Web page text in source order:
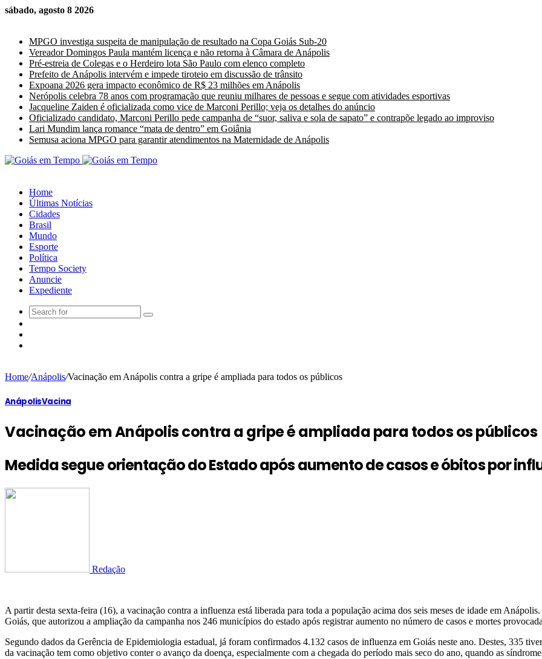
sábado, agosto 8 2026
MPGO investiga suspeita de manipulação de resultado na Copa Goiás Sub-20
Vereador Domingos Paula mantém licença e não retorna à Câmara de Anápolis
Pré-estreia de Colegas e o Herdeiro lota São Paulo com elenco completo
Prefeito de Anápolis intervém e impede tiroteio em discussão de trânsito
Expoana 2026 gera impacto econômico de R$ 23 milhões em Anápolis
Nerópolis celebra 78 anos com programação que reuniu milhares de pessoas e segue com atividades esportivas
Jacqueline Zaiden é oficializada como vice de Marconi Perillo; veja os detalhes do anúncio
Oficializado candidato, Marconi Perillo pede campanha de “suor, saliva e sola de sapato” e contrapõe legado ao improviso
Lari Mundim lança romance “mata de dentro” em Goiânia
Semusa aciona MPGO para garantir atendimentos na Maternidade de Anápolis
Home
Últimas Notícias
Cidades
Brasil
Mundo
Esporte
Política
Tempo Society
Anuncie
Expediente
Home/Anápolis/Vacinação em Anápolis contra a gripe é ampliada para todos os públicos
AnápolisVacina
Vacinação em Anápolis contra a gripe é ampliada para todos os públicos
Medida segue orientação do Estado após aumento de casos e óbitos por
Redação
A partir desta sexta-feira (16), a vacinação contra a influenza está liberada para toda a população acima dos seis meses de idade em
Goiás, que autorizou a ampliação da campanha nos 246 municípios do estado após registrar aumento no número de casos e mortes
Segundo dados da Gerência de Epidemiologia estadual, já foram confirmados 4.132 casos de influenza em Goiás neste ano. Destes, 335
da vacinação tem como objetivo conter o avanço da doença, especialmente com a chegada do período mais seco do ano, quando as